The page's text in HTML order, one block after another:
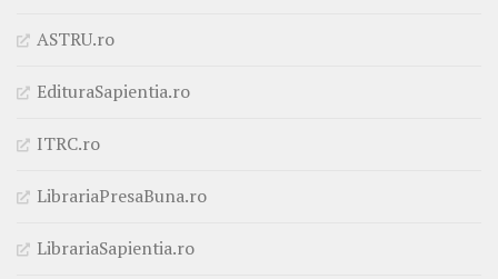
ASTRU.ro
EdituraSapientia.ro
ITRC.ro
LibrariaPresaBuna.ro
LibrariaSapientia.ro